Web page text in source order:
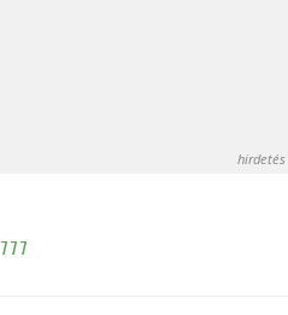
hirdetés
777